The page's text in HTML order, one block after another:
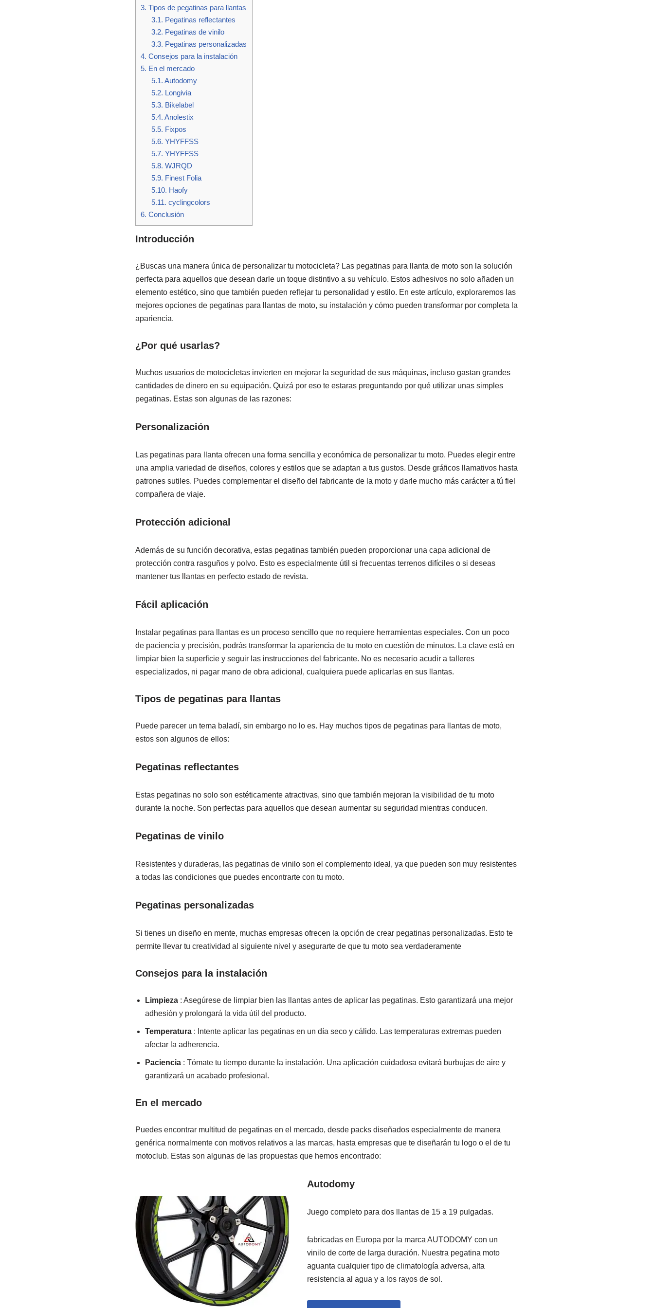
3. Tipos de pegatinas para llantas
3.1. Pegatinas reflectantes
3.2. Pegatinas de vinilo
3.3. Pegatinas personalizadas
4. Consejos para la instalación
5. En el mercado
5.1. Autodomy
5.2. Longivia
5.3. Bikelabel
5.4. Anolestix
5.5. Fixpos
5.6. YHYFFSS
5.7. YHYFFSS
5.8. WJRQD
5.9. Finest Folia
5.10. Haofy
5.11. cyclingcolors
6. Conclusión
Introducción
¿Buscas una manera única de personalizar tu motocicleta? Las pegatinas para llanta de moto son la solución
perfecta para aquellos que desean darle un toque distintivo a su vehículo. Estos adhesivos no solo añaden un
elemento estético, sino que también pueden reflejar tu personalidad y estilo. En este artículo, exploraremos las
mejores opciones de pegatinas para llantas de moto, su instalación y cómo pueden transformar por completa la
apariencia.
¿Por qué usarlas?
Muchos usuarios de motocicletas invierten en mejorar la seguridad de sus máquinas, incluso gastan grandes
cantidades de dinero en su equipación. Quizá por eso te estaras preguntando por qué utilizar unas simples
pegatinas. Estas son algunas de las razones:
Personalización
Las pegatinas para llanta ofrecen una forma sencilla y económica de personalizar tu moto. Puedes elegir entre
una amplia variedad de diseños, colores y estilos que se adaptan a tus gustos. Desde gráficos llamativos hasta
patrones sutiles. Puedes complementar el diseño del fabricante de la moto y darle mucho más carácter a tú fiel
compañera de viaje.
Protección adicional
Además de su función decorativa, estas pegatinas también pueden proporcionar una capa adicional de
protección contra rasguños y polvo. Esto es especialmente útil si frecuentas terrenos difíciles o si deseas
mantener tus llantas en perfecto estado de revista.
Fácil aplicación
Instalar pegatinas para llantas es un proceso sencillo que no requiere herramientas especiales. Con un poco
de paciencia y precisión, podrás transformar la apariencia de tu moto en cuestión de minutos. La clave está en
limpiar bien la superficie y seguir las instrucciones del fabricante. No es necesario acudir a talleres
especializados, ni pagar mano de obra adicional, cualquiera puede aplicarlas en sus llantas.
Tipos de pegatinas para llantas
Puede parecer un tema baladí, sin embargo no lo es. Hay muchos tipos de pegatinas para llantas de moto,
estos son algunos de ellos:
Pegatinas reflectantes
Estas pegatinas no solo son estéticamente atractivas, sino que también mejoran la visibilidad de tu moto
durante la noche. Son perfectas para aquellos que desean aumentar su seguridad mientras conducen.
Pegatinas de vinilo
Resistentes y duraderas, las pegatinas de vinilo son el complemento ideal, ya que pueden son muy resistentes
a todas las condiciones que puedes encontrarte con tu moto.
Pegatinas personalizadas
Si tienes un diseño en mente, muchas empresas ofrecen la opción de crear pegatinas personalizadas. Esto te
permite llevar tu creatividad al siguiente nivel y asegurarte de que tu moto sea verdaderamente
Consejos para la instalación
Limpieza: Asegúrese de limpiar bien las llantas antes de aplicar las pegatinas. Esto garantizará una mejor
adhesión y prolongará la vida útil del producto.
Temperatura: Intente aplicar las pegatinas en un día seco y cálido. Las temperaturas extremas pueden
afectar la adherencia.
Paciencia: Tómate tu tiempo durante la instalación. Una aplicación cuidadosa evitará burbujas de aire y
garantizará un acabado profesional.
En el mercado
Puedes encontrar multitud de pegatinas en el mercado, desde packs diseñados especialmente de manera
genérica normalmente con motivos relativos a las marcas, hasta empresas que te diseñarán tu logo o el de tu
motoclub. Estas son algunas de las propuestas que hemos encontrado:
Autodomy
Juego completo para dos llantas de 15 a 19 pulgadas.
fabricadas en Europa por la marca AUTODOMY con un
vinilo de corte de larga duración. Nuestra pegatina moto
aguanta cualquier tipo de climatología adversa, alta
resistencia al agua y a los rayos de sol.